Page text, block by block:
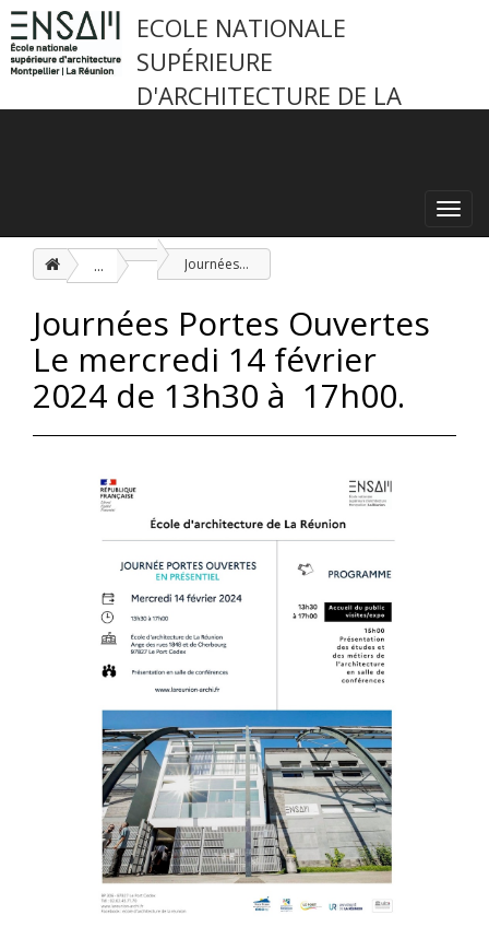
ECOLE NATIONALE
SUPÉRIEURE
D'ARCHITECTURE DE LA
...
Journées Portes Ouvertes Le mercredi 14 février 2024 de 13h30 à 17h00.
Journées Portes Ouvertes
Le mercredi 14 février
2024 de 13h30 à 17h00.